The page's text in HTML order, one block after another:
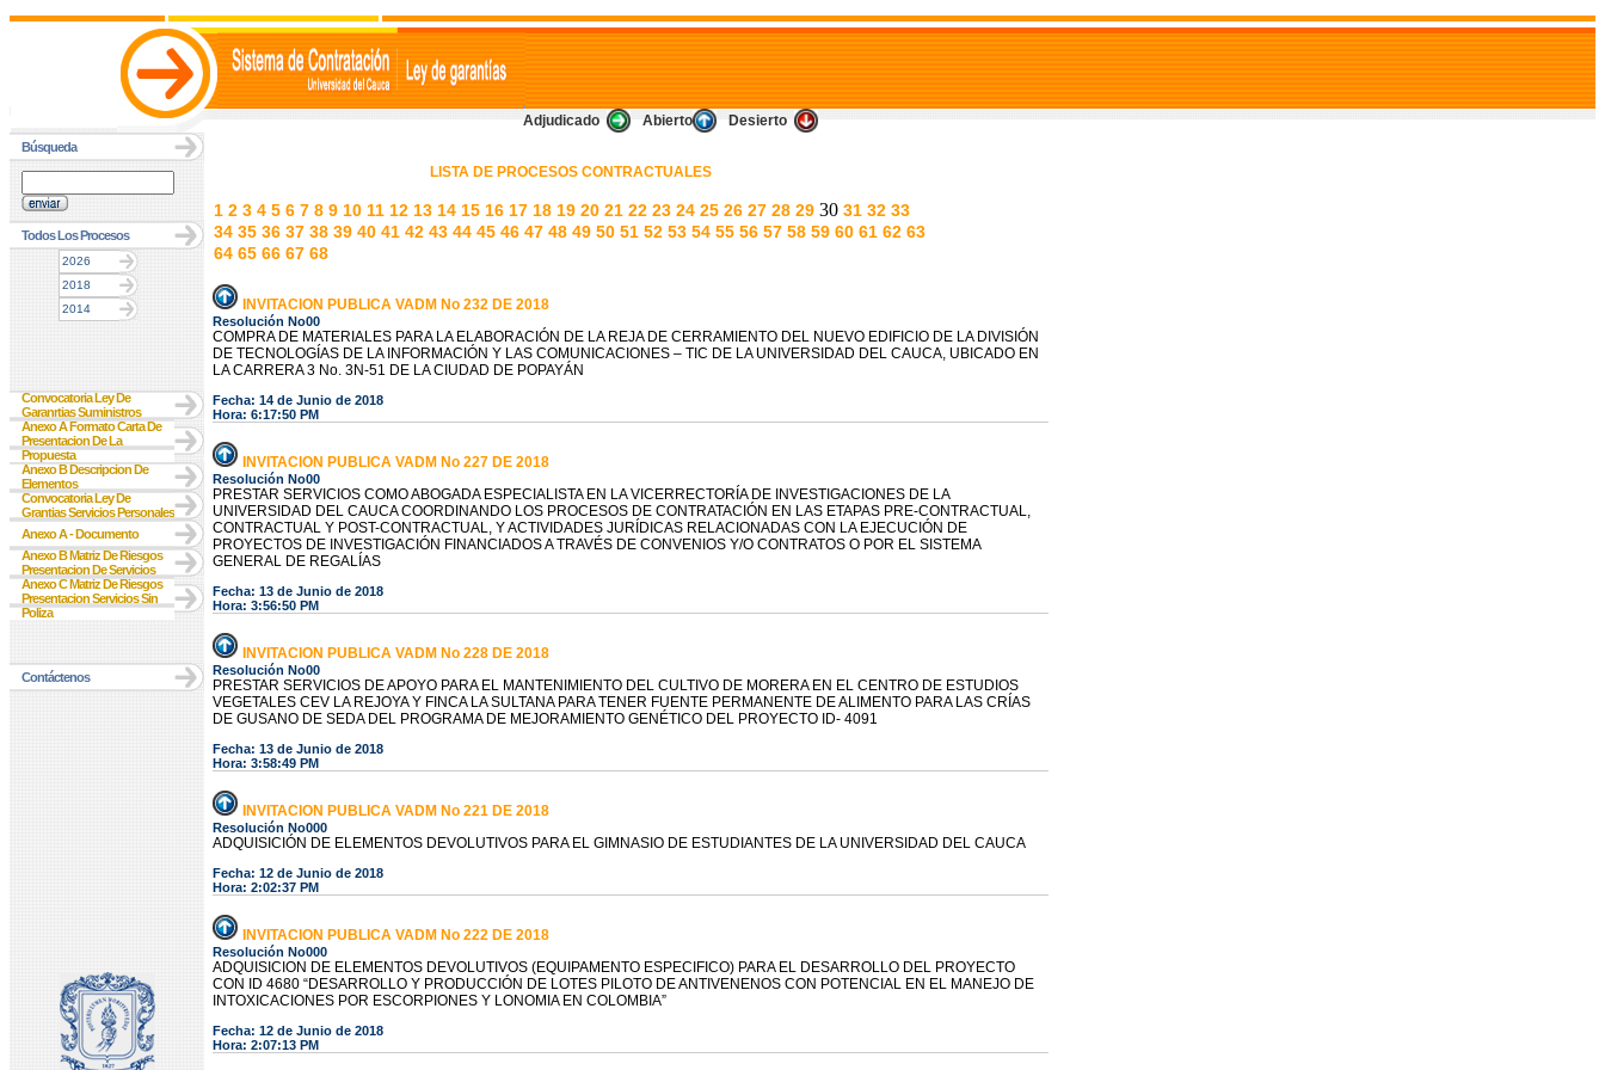
Adjudicado Abierto Desierto
Búsqueda
Todos Los Procesos
2026
2018
2014
Convocatoria Ley De
Garanrtias Suministros
Anexo A Formato Carta De
Presentacion De La
Propuesta
Anexo B Descripcion De
Elementos
Convocatoria Ley De
Grantias Servicios Personales
Anexo A - Documento
Anexo B Matriz De Riesgos
Presentacion De Servicios
Anexo C Matriz De Riesgos
Presentacion Servicios Sin
Poliza
Contáctenos
LISTA DE PROCESOS CONTRACTUALES
1 2 3 4 5 6 7 8 9 10 11 12 13 14 15 16 17 18 19 20 21 22 23 24 25 26 27 28 29 30 31 32 33
34 35 36 37 38 39 40 41 42 43 44 45 46 47 48 49 50 51 52 53 54 55 56 57 58 59 60 61 62 63
64 65 66 67 68
INVITACION PUBLICA VADM No 232 DE 2018
Resolución No00
COMPRA DE MATERIALES PARA LA ELABORACIÓN DE LA REJA DE CERRAMIENTO DEL NUEVO EDIFICIO DE LA DIVISIÓN
DE TECNOLOGÍAS DE LA INFORMACIÓN Y LAS COMUNICACIONES – TIC DE LA UNIVERSIDAD DEL CAUCA, UBICADO EN
LA CARRERA 3 No. 3N-51 DE LA CIUDAD DE POPAYÁN
Fecha: 14 de Junio de 2018
Hora: 6:17:50 PM
INVITACION PUBLICA VADM No 227 DE 2018
Resolución No00
PRESTAR SERVICIOS COMO ABOGADA ESPECIALISTA EN LA VICERRECTORÍA DE INVESTIGACIONES DE LA
UNIVERSIDAD DEL CAUCA COORDINANDO LOS PROCESOS DE CONTRATACIÓN EN LAS ETAPAS PRE-CONTRACTUAL,
CONTRACTUAL Y POST-CONTRACTUAL, Y ACTIVIDADES JURÍDICAS RELACIONADAS CON LA EJECUCIÓN DE
PROYECTOS DE INVESTIGACIÓN FINANCIADOS A TRAVÉS DE CONVENIOS Y/O CONTRATOS O POR EL SISTEMA
GENERAL DE REGALÍAS
Fecha: 13 de Junio de 2018
Hora: 3:56:50 PM
INVITACION PUBLICA VADM No 228 DE 2018
Resolución No00
PRESTAR SERVICIOS DE APOYO PARA EL MANTENIMIENTO DEL CULTIVO DE MORERA EN EL CENTRO DE ESTUDIOS
VEGETALES CEV LA REJOYA Y FINCA LA SULTANA PARA TENER FUENTE PERMANENTE DE ALIMENTO PARA LAS CRÍAS
DE GUSANO DE SEDA DEL PROGRAMA DE MEJORAMIENTO GENÉTICO DEL PROYECTO ID- 4091
Fecha: 13 de Junio de 2018
Hora: 3:58:49 PM
INVITACION PUBLICA VADM No 221 DE 2018
Resolución No000
ADQUISICIÓN DE ELEMENTOS DEVOLUTIVOS PARA EL GIMNASIO DE ESTUDIANTES DE LA UNIVERSIDAD DEL CAUCA
Fecha: 12 de Junio de 2018
Hora: 2:02:37 PM
INVITACION PUBLICA VADM No 222 DE 2018
Resolución No000
ADQUISICION DE ELEMENTOS DEVOLUTIVOS (EQUIPAMENTO ESPECIFICO) PARA EL DESARROLLO DEL PROYECTO
CON ID 4680 “DESARROLLO Y PRODUCCIÓN DE LOTES PILOTO DE ANTIVENENOS CON POTENCIAL EN EL MANEJO DE
INTOXICACIONES POR ESCORPIONES Y LONOMIA EN COLOMBIA”
Fecha: 12 de Junio de 2018
Hora: 2:07:13 PM